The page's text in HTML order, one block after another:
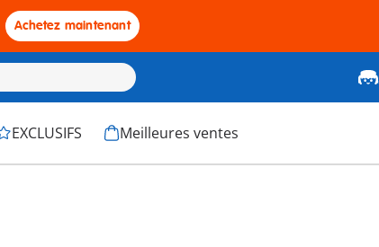
Achetez maintenant
EXCLUSIFS Meilleures ventes